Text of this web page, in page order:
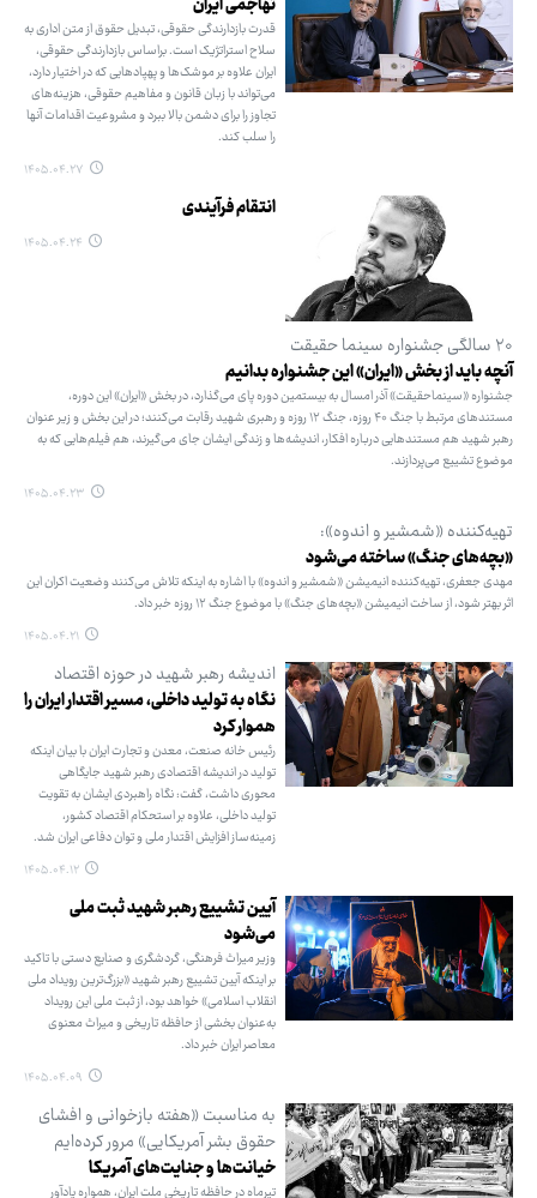
قدرت بازدارندگی حقوقی، تبدیل حقوق از متن اداری به
سلاح استراتژیک است. براساس بازدارندگی حقوقی،
ایران علاوه بر موشک‌ها و پهپادهایی که در اختیار دارد،
می‌تواند با زبان قانون و مفاهیم حقوقی، هزینه‌های
تجاوز را برای دشمن بالا ببرد و مشروعیت اقدامات آنها
را سلب کند.
۱۴۰۵.۰۴.۲۷
انتقام فرآیندی
۱۴۰۵.۰۴.۲۴
۲۰ سالگی جشنواره سینما حقیقت
آنچه باید از بخش «ایران» این جشنواره بدانیم
جشنواره «سینماحقیقت» آذر امسال به بیستمین دوره پای می‌گذارد، در بخش «ایران» این دوره،
مستندهای مرتبط با جنگ ۴۰ روزه، جنگ ۱۲ روزه و رهبری شهید رقابت می‌کنند؛ در این بخش و زیر عنوان
رهبر شهید هم مستندهایی درباره افکار، اندیشه‌ها و زندگی ایشان جای می‌گیرند، هم فیلم‌هایی که به
موضوع تشییع می‌پردازند.
۱۴۰۵.۰۴.۲۳
تهیه‌کننده «شمشیر و اندوه»:
«بچه‌های جنگ» ساخته می‌شود
مهدی جعفری، تهیه‌کننده انیمیشن «شمشیر و اندوه» با اشاره به اینکه تلاش می‌کنند وضعیت اکران این
اثر بهتر شود، از ساخت انیمیشن «بچه‌های جنگ» با موضوع جنگ ۱۲ روزه خبر داد.
۱۴۰۵.۰۴.۲۱
اندیشه رهبر شهید در حوزه اقتصاد
نگاه به تولید داخلی، مسیر اقتدار ایران را
هموار کرد
رئیس خانه صنعت، معدن و تجارت ایران با بیان اینکه
تولید در اندیشه اقتصادی رهبر شهید جایگاهی
محوری داشت، گفت: نگاه راهبردی ایشان به تقویت
تولید داخلی، علاوه بر استحکام اقتصاد کشور،
زمینه‌ساز افزایش اقتدار ملی و توان دفاعی ایران شد.
۱۴۰۵.۰۴.۱۲
آیین تشییع رهبر شهید ثبت ملی
می‌شود
وزیر میراث ‌فرهنگی، گردشگری و صنایع ‌دستی با تاکید
بر اینکه آیین تشییع رهبر شهید «بزرگ‌ترین رویداد ملی
انقلاب اسلامی» خواهد بود، از ثبت ملی این رویداد
به‌عنوان بخشی از حافظه تاریخی و میراث معنوی
معاصر ایران خبر داد.
۱۴۰۵.۰۴.۰۹
به مناسبت «هفته بازخوانی و افشای
حقوق بشر آمریکایی» مرور کرده‌ایم
خیانت‌ها و جنایت‌های آمریکا
تیرماه در حافظه تاریخی ملت ایران، همواره یادآور